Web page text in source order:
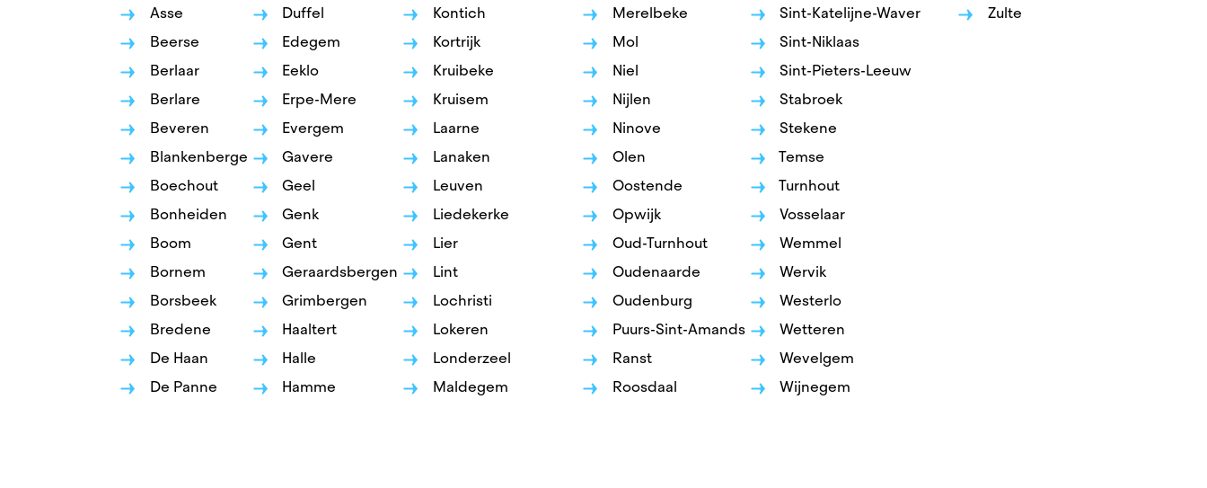
Berlaar
Berlare
Beveren
Blankenberge
Boechout
Bonheiden
Boom
Bornem
Borsbeek
Bredene
Asse
Beerse
Berlaar
Berlare
Beveren
Blankenberge
Boechout
Bonheiden
Boom
Bornem
Borsbeek
Bredene
De Haan
De Panne
Duffel
Edegem
Eeklo
Erpe-Mere
Evergem
Gavere
Geel
Genk
Gent
Geraardsbergen
Grimbergen
Haaltert
Halle
Hamme
Kontich
Kortrijk
Kruibeke
Kruisem
Laarne
Lanaken
Leuven
Liedekerke
Lier
Lint
Lochristi
Lokeren
Londerzeel
Maldegem
Merelbeke
Mol
Niel
Nijlen
Ninove
Olen
Oostende
Opwijk
Oud-Turnhout
Oudenaarde
Oudenburg
Puurs-Sint-Amands
Ranst
Roosdaal
Sint-Katelijne-Waver
Sint-Niklaas
Sint-Pieters-Leeuw
Stabroek
Stekene
Temse
Turnhout
Vosselaar
Wemmel
Wervik
Westerlo
Wetteren
Wevelgem
Wijnegem
Zulte